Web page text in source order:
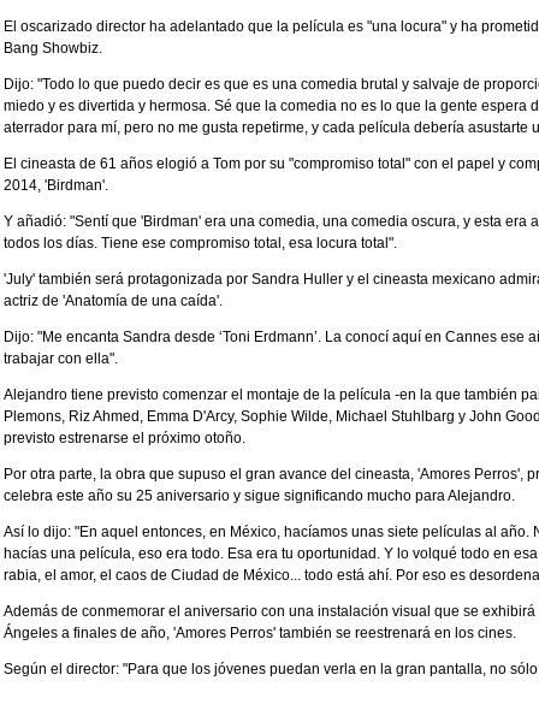
El oscarizado director ha adelantado que la película es "una locura" y ha
Bang Showbiz.
Dijo: "Todo lo que puedo decir es que es una comedia brutal y salvaje de
miedo y es divertida y hermosa. Sé que la comedia no es lo que la gente espera
aterrador para mí, pero no me gusta repetirme, y cada película debería asustarte
El cineasta de 61 años elogió a Tom por su "compromiso total" con el papel y
2014, 'Birdman'.
Y añadió: "Sentí que 'Birdman' era una comedia, una comedia oscura, y esta era
todos los días. Tiene ese compromiso total, esa locura total".
'July' también será protagonizada por Sandra Huller y el cineasta mexicano
actriz de 'Anatomía de una caída'.
Dijo: "Me encanta Sandra desde ‘Toni Erdmann’. La conocí aquí en Cannes ese
trabajar con ella".
Alejandro tiene previsto comenzar el montaje de la película -en la que también
Plemons, Riz Ahmed, Emma D'Arcy, Sophie Wilde, Michael Stuhlbarg y John
previsto estrenarse el próximo otoño.
Por otra parte, la obra que supuso el gran avance del cineasta, 'Amores Perros',
celebra este año su 25 aniversario y sigue significando mucho para Alejandro.
Así lo dijo: "En aquel entonces, en México, hacíamos unas siete películas al
hacías una película, eso era todo. Esa era tu oportunidad. Y lo volqué todo en
rabia, el amor, el caos de Ciudad de México... todo está ahí. Por eso es
Además de conmemorar el aniversario con una instalación visual que se
Ángeles a finales de año, 'Amores Perros' también se reestrenará en los cines.
Según el director: "Para que los jóvenes puedan verla en la gran pantalla, no